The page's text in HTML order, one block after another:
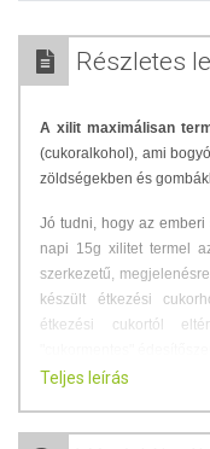
Részletes
A xilit maximálisan
(cukoralkohol), ami
zöldségekben és
Jó tudni, hogy az
napi 15g xilitet termel
szerkezetű,
készült étkezési
étkezési cukortól
Teljes leírás